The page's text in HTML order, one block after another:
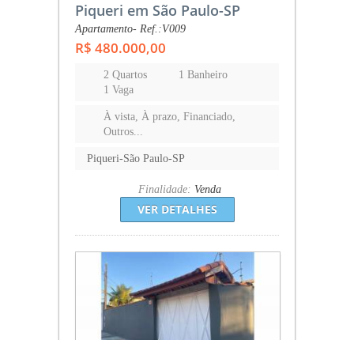
Piqueri em São Paulo-SP
Apartamento- Ref.:V009
R$ 480.000,00
2 Quartos
1 Banheiro
1 Vaga
À vista, À prazo, Financiado,
Outros...
Piqueri-São Paulo-SP
Finalidade: Venda
VER DETALHES